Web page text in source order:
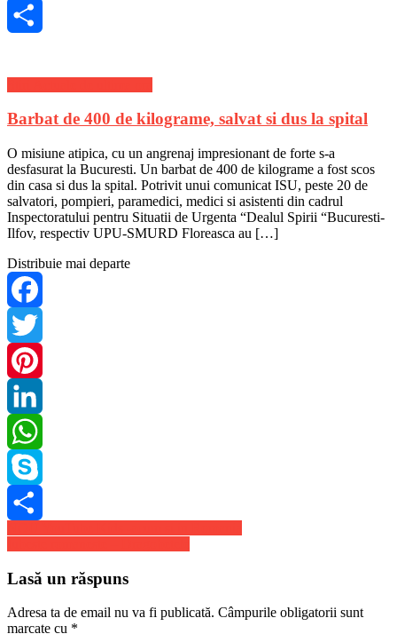
Skype
Barbat de 400 de kilograme, salvat si dus la spital
O misiune atipica, cu un angrenaj impresionant de forte s-a
desfasurat la Bucuresti. Un barbat de 400 de kilograme a fost scos
din casa si dus la spital. Potrivit unui comunicat ISU, peste 20 de
salvatori, pompieri, paramedici, medici si asistenti din cadrul
Inspectoratului pentru Situatii de Urgenta “Dealul Spirii “Bucuresti-
Ilfov, respectiv UPU-SMURD Floreasca au […]
Distribuie mai departe
Facebook
Twitter
Pinterest
LinkedIn
WhatsApp
Skype
Share
Navigare
în
articole
Lasă un răspuns
Adresa ta de email nu va fi publicată. Câmpurile obligatorii sunt
marcate cu *